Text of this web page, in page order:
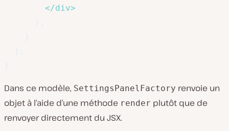
</div>
Dans ce modèle, SettingsPanelFactory renvoie un
objet à l’aide d’une méthode render plutôt que de
renvoyer directement du JSX.